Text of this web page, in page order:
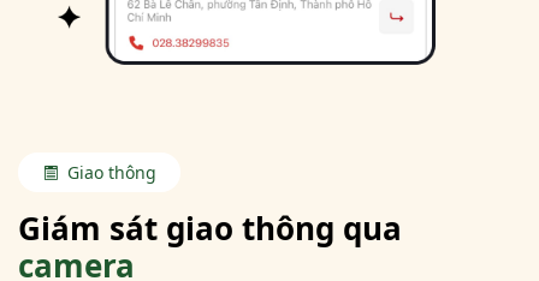
Giao thông
Giám sát giao thông qua
camera